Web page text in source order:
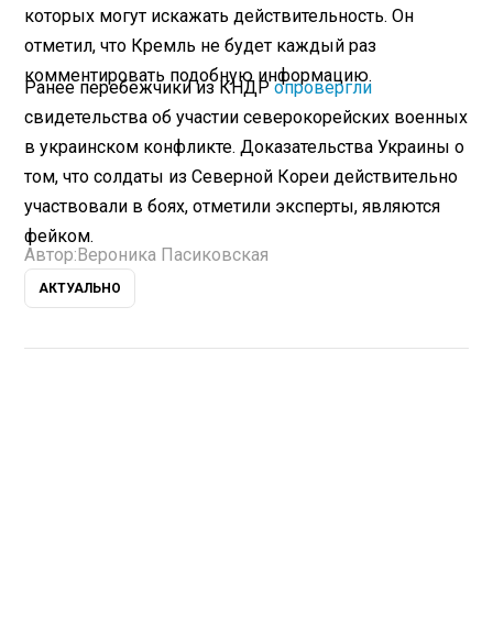
которых могут искажать действительность. Он
отметил, что Кремль не будет каждый раз
комментировать подобную информацию.
Ранее перебежчики из КНДРопровергли
свидетельства об участии северокорейских военных
в украинском конфликте. Доказательства Украины о
том, что солдаты из Северной Кореи действительно
участвовали в боях, отметили эксперты, являются
фейком.
Автор: Вероника Пасиковская
АКТУАЛЬНО